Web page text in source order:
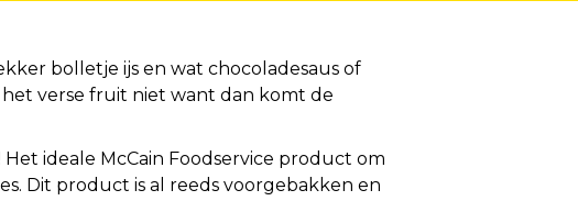
bolletje ijs en wat chocoladesaus of
verse fruit niet want dan komt de
ideale McCain Foodservice product om
Dit product is al reeds voorgebakken en